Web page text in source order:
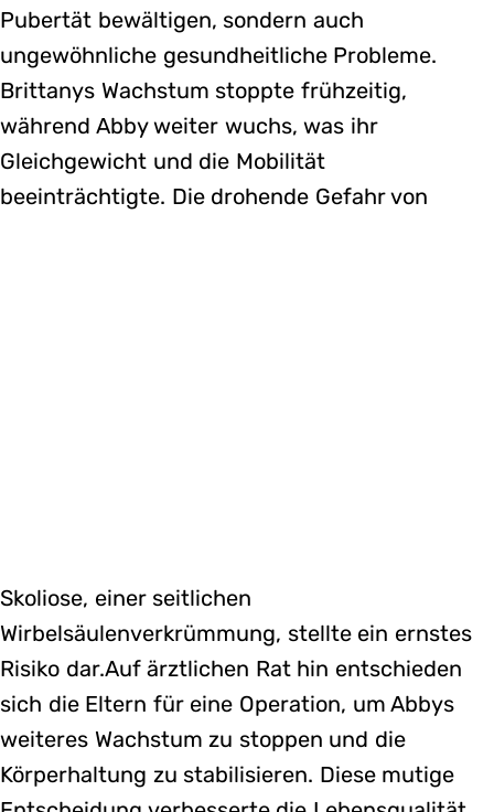
Pubertät bewältigen, sondern auch
ungewöhnliche gesundheitliche Probleme.
Brittanys Wachstum stoppte frühzeitig,
während Abby weiter wuchs, was ihr
Gleichgewicht und die Mobilität
beeinträchtigte. Die drohende Gefahr von
Skoliose, einer seitlichen
Wirbelsäulenverkrümmung, stellte ein ernstes
Risiko dar.Auf ärztlichen Rat hin entschieden
sich die Eltern für eine Operation, um Abbys
weiteres Wachstum zu stoppen und die
Körperhaltung zu stabilisieren. Diese mutige